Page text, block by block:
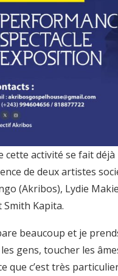
cette activité se fait
de deux artistes
(Akribos), Lydie
Kapita.
beaucoup et je
gens, toucher les
que c’est très